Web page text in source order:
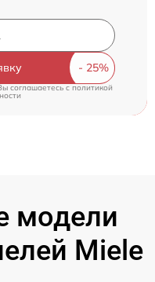
соглашаетесь cполитикой
модели
Miele